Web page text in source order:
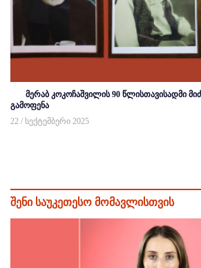
მერაბ კოკოჩაშვილის 90 წლისთავისადმი
გამოფენა
22 / სექტემბერი 2025
შენი საუკეთესო მომავლისთვის